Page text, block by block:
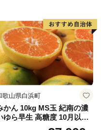
リピンなどとよく似た
冬からは海藻が生い茂
じる珍しい景観を見せ
見てもたいへん珍しい
度おこし下さい。
歌山県白浜町
かん 10kg MS玉 紀南の濃
ゆら早生 高糖度 10月以降
発送 マルチ被覆栽培